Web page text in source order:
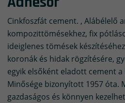
Cinkfoszfát cement. , Alábélelő
kompozittömésekhez, fix
ideiglenes tömések
koronák és hidak rögzítésére,
egyik elsőként eladott cement
Minősége bizonyított 1957 óta.
gazdaságos és könnyen